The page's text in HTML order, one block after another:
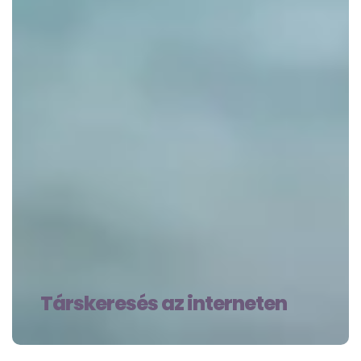
Társkeresés az interneten